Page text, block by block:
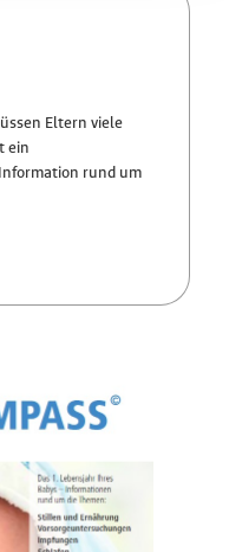
Eltern viele
ein
rund um